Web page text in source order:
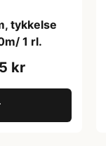
tykkelse
1 rl.
kr